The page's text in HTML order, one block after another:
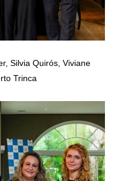
Silvia Quirós, Viviane
Trinca